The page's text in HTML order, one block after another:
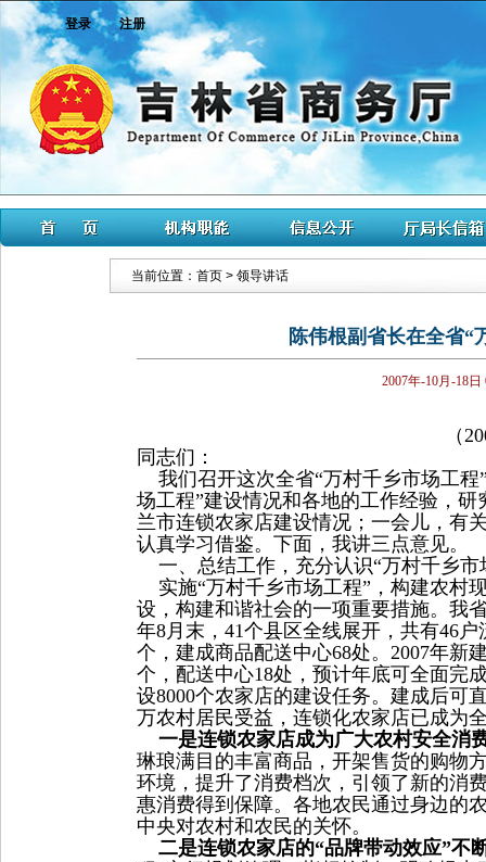
登录 注册
当前位置： 首页> 领导讲话
陈伟根副省长在全省“
2007年-10月-18
（
同志们：
我们召开这次全省“万村千乡市场工程
场工程”建设情况和各地的工作经验，
兰市连锁农家店建设情况；一会儿，有
认真学习借鉴。下面，我讲三点意见。
一、总结工作，充分认识“万村千乡
实施“万村千乡市场工程”，构建农村
设，构建和谐社会的一项重要措施。我
年8月末，41个县区全线展开，共有46
个，建成商品配送中心68处。2007年新
个，配送中心18处，预计年底可全面完
设8000个农家店的建设任务。建成后可
万农村居民受益，连锁化农家店已成为
一是连锁农家店成为广大农村安全消
琳琅满目的丰富商品，开架售货的购物
环境，提升了消费档次，引领了新的消
惠消费得到保障。各地农民通过身边的
中央对农村和农民的关怀。
二是连锁农家店的“品牌带动效应”不